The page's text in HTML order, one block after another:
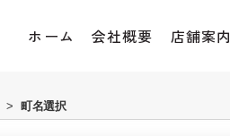
ホーム 会社概要 店舗案内
> 町名選択